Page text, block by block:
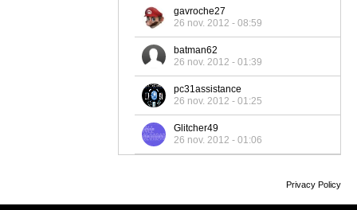
gavroche27
26 nov. 2012 - 08:59
batman62
26 nov. 2012 - 01:39
pc31assistance
26 nov. 2012 - 01:25
Glitcher49
26 nov. 2012 - 01:06
Privacy Policy